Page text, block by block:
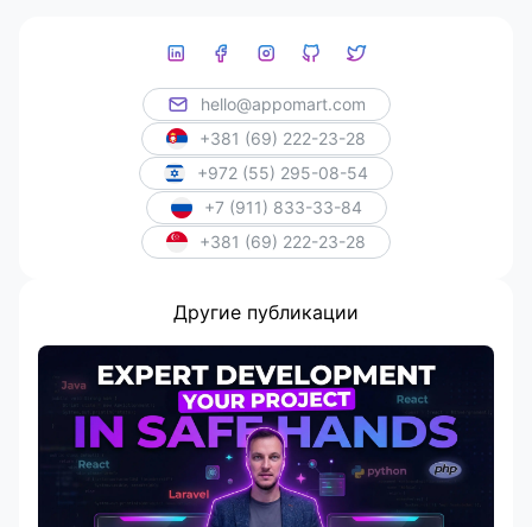
Другие публикации
hello@appomart.com
+381 (69) 222-23-28
+972 (55) 295-08-54
+7 (911) 833-33-84
+381 (69) 222-23-28